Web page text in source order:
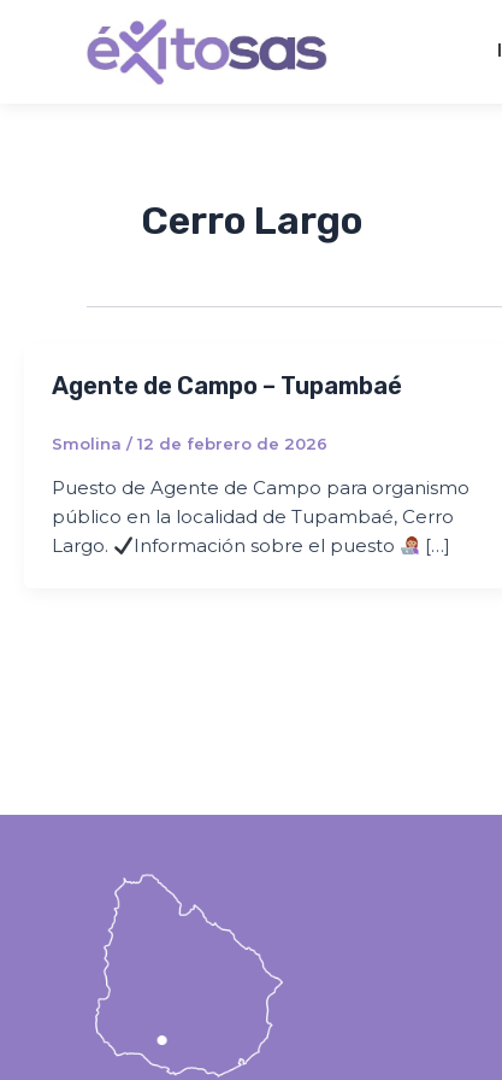
contenido
Cerro Largo
Agente de Campo – Tupambaé
Smolina / 12 de febrero de 2026
Puesto de Agente de Campo para organismo
público en la localidad de Tupambaé, Cerro
Largo.
Información sobre el puesto […]